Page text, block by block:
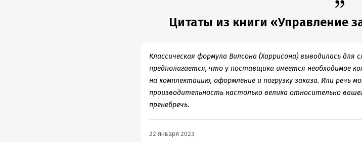
Цитаты из книги «Управление
Классическая формула Вилсона (Харрисона) выводилась
предполагается, что у поставщика имеется необходимое
на комплектацию, оформление и погрузку заказа. Или речь
производительность настолько велика относительно
пренебречь.
22 января 2023